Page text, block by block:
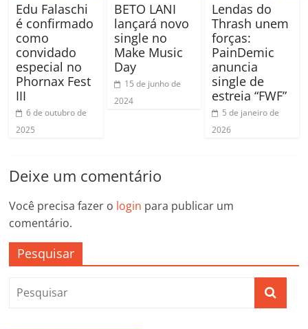
Edu Falaschi
é confirmado
como
convidado
especial no
Phornax Fest
III
6 de outubro de
2025
BETO LANI
lançará novo
single no
Make Music
Day
15 de junho de
2024
Lendas do
Thrash unem
forças:
PainDemic
anuncia
single de
estreia “FWF”
5 de janeiro de
2026
Deixe um comentário
Você precisa fazer o login para publicar um
comentário.
Pesquisar